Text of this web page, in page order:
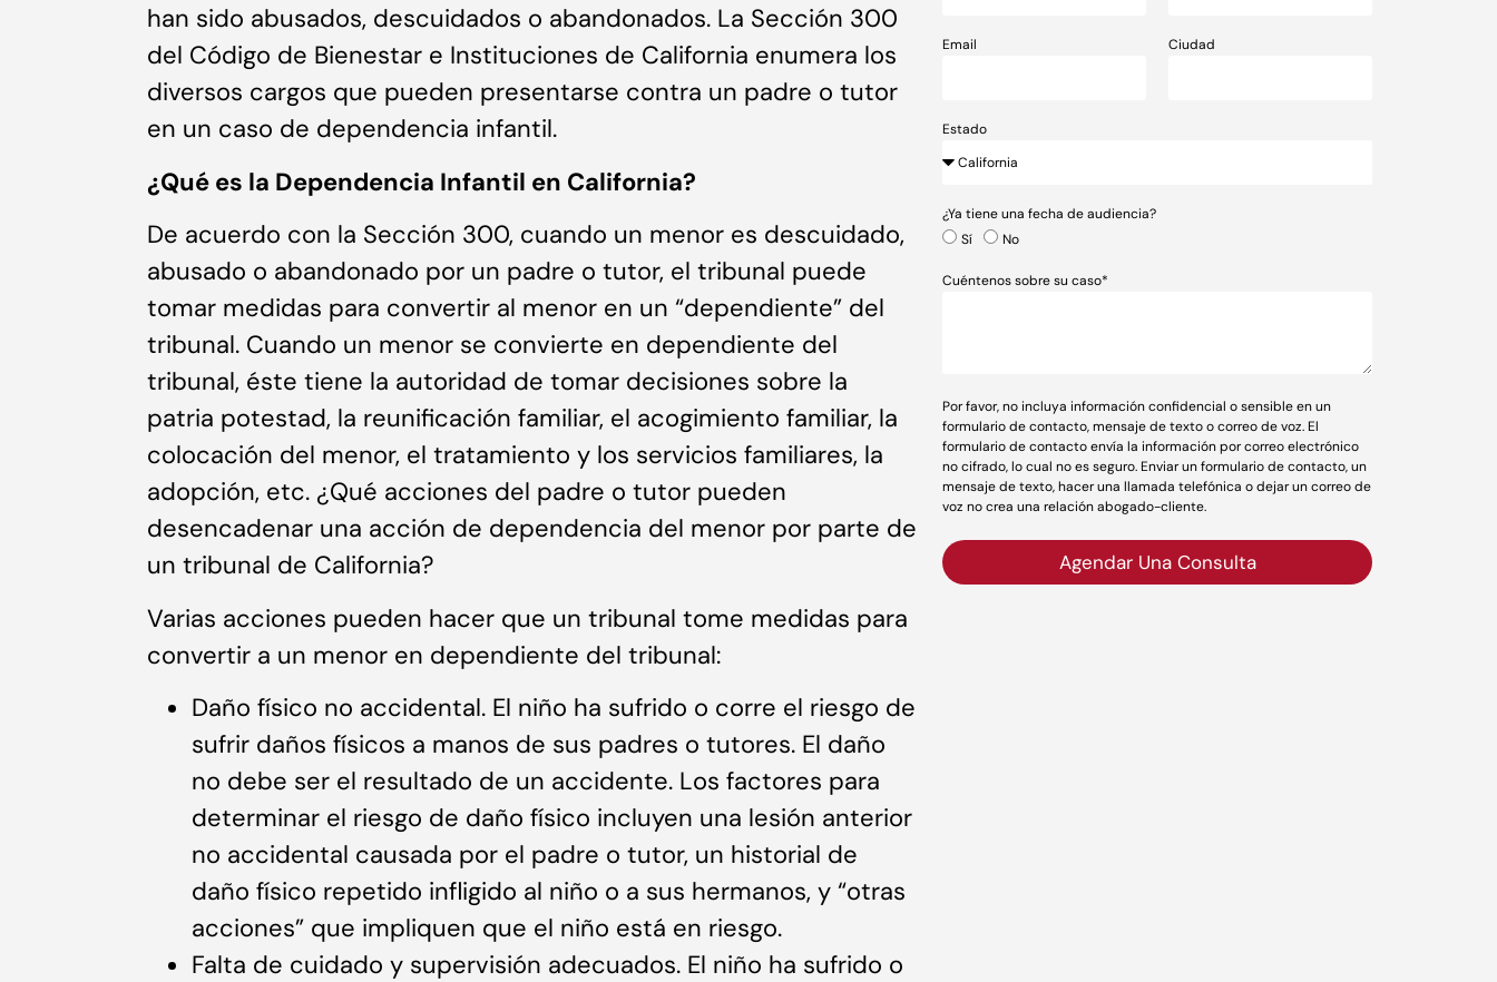
han sido abusados, descuidados o abandonados. La Sección 300
del Código de Bienestar e Instituciones de California enumera los
diversos cargos que pueden presentarse contra un padre o tutor
en un caso de dependencia infantil.
¿Qué es la Dependencia Infantil en California?
De acuerdo con la Sección 300, cuando un menor es descuidado,
abusado o abandonado por un padre o tutor, el tribunal puede
tomar medidas para convertir al menor en un “dependiente” del
tribunal. Cuando un menor se convierte en dependiente del
tribunal, éste tiene la autoridad de tomar decisiones sobre la
patria potestad, la reunificación familiar, el acogimiento familiar, la
colocación del menor, el tratamiento y los servicios familiares, la
adopción, etc. ¿Qué acciones del padre o tutor pueden
desencadenar una acción de dependencia del menor por parte de
un tribunal de California?
Varias acciones pueden hacer que un tribunal tome medidas para
convertir a un menor en dependiente del tribunal:
Daño físico no accidental. El niño ha sufrido o corre el riesgo de
sufrir daños físicos a manos de sus padres o tutores. El daño
no debe ser el resultado de un accidente. Los factores para
determinar el riesgo de daño físico incluyen una lesión anterior
no accidental causada por el padre o tutor, un historial de
daño físico repetido infligido al niño o a sus hermanos, y “otras
acciones” que impliquen que el niño está en riesgo.
Falta de cuidado y supervisión adecuados. El niño ha sufrido o
Email Ciudad
Estado
¿Ya tiene una fecha de audiencia?
Sí
No
Cuéntenos sobre su caso*
Por favor, no incluya información confidencial o sensible en un
formulario de contacto, mensaje de texto o correo de voz. El
formulario de contacto envía la información por correo electrónico
no cifrado, lo cual no es seguro. Enviar un formulario de contacto, un
mensaje de texto, hacer una llamada telefónica o dejar un correo de
voz no crea una relación abogado-cliente.
Agendar Una Consulta